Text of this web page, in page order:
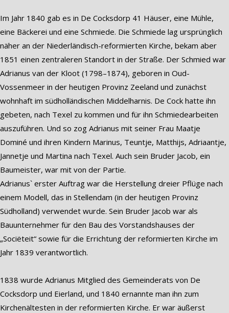
Im Jahr 1840 gab es in De Cocksdorp 41 Häuser, eine Mühle,
eine Bäckerei und eine Schmiede. Die Schmiede lag ursprünglich
näher an der Niederländisch-reformierten Kirche, bekam aber
1851 einen zentraleren Standort in der Straße. Der Schmied war
Adrianus van der Kloot (1798–1874), geboren in Oud-
Vossenmeer in der heutigen Provinz Zeeland und zunächst
wohnhaft im südholländischen Middelharnis. De Cock hatte ihn
gebeten, nach Texel zu kommen und für ihn Schmiedearbeiten
auszuführen. Und so zog Adrianus mit seiner Frau Maatje
Dominé und ihren Kindern Marinus, Teuntje, Matthijs, Adriaantje,
Jannetje und Martina nach Texel. Auch sein Bruder Jacob, ein
Baumeister, war mit von der Partie.
Adrianus` erster Auftrag war die Herstellung dreier Pflüge nach
einem Modell, das in Stellendam (in der heutigen Provinz
Südholland) verwendet wurde. Sein Bruder Jacob war als
Bauunternehmer für den Bau des Vorstandshauses der
„Sociëteit“ sowie für die Errichtung der reformierten Kirche im
Jahr 1839 verantwortlich.
1838 wurde Adrianus Mitglied des Gemeinderats von De
Cocksdorp und Eierland, und 1840 ernannte man ihn zum
Kirchenältesten in der reformierten Kirche. Er war äußerst